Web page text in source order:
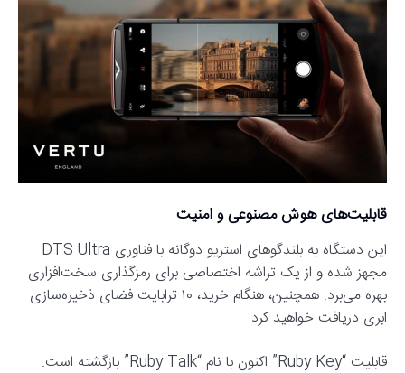
قابلیت‌های هوش مصنوعی و امنیت
این دستگاه به بلندگوهای استریو دوگانه با فناوری DTS Ultra
مجهز شده و از یک تراشه اختصاصی برای رمزگذاری سخت‌افزاری
بهره می‌برد. همچنین، هنگام خرید، ۱۰ ترابایت فضای ذخیره‌سازی
ابری دریافت خواهید کرد.
قابلیت “Ruby Key” اکنون با نام “Ruby Talk” بازگشته است.